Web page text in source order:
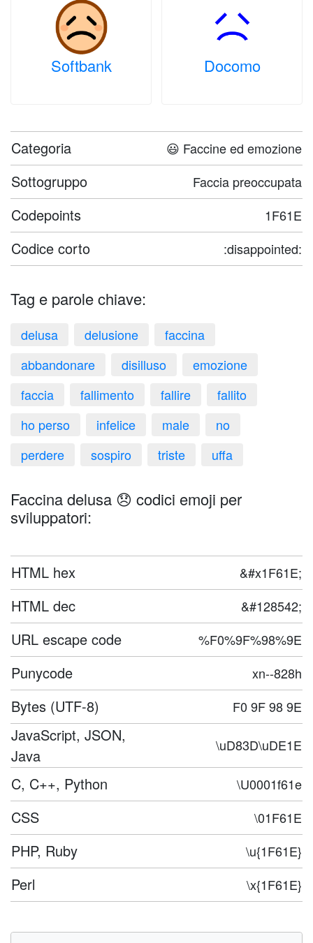
Softbank Docomo
Categoria 😃 Faccine ed emozione
Sottogruppo Faccia preoccupata
Codepoints 1F61E
Codice corto :disappointed:
Tag e parole chiave:
delusa delusione
faccina
abbandonare
disilluso
emozione
faccia
fallimento fallire
fallito
ho perso
infelice male
no
perdere
sospiro triste uffa
Faccina delusa 😞 codici emoji per
sviluppatori:
HTML hex &#x1F61E;
HTML dec &#128542;
URL escape code %F0%9F%98%9E
Punycode xn--828h
Bytes (UTF-8) F0 9F 98 9E
JavaScript, JSON,
Java
\uD83D\uDE1E
C, C++, Python \U0001f61e
CSS \01F61E
PHP, Ruby \u{1F61E}
Perl \x{1F61E}